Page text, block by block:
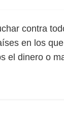
contra
en los
el dinero o